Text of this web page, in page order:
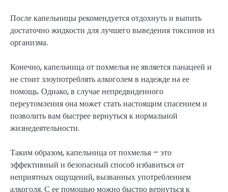
После капельницы рекомендуется отдохнуть и выпить
достаточно жидкости для лучшего выведения токсинов из
организма.
Конечно, капельница от похмелья не является панацеей и
не стоит злоупотреблять алкоголем в надежде на ее
помощь. Однако, в случае непредвиденного
переутомления она может стать настоящим спасением и
позволить вам быстрее вернуться к нормальной
жизнедеятельности.
Таким образом, капельница от похмелья – это
эффективный и безопасный способ избавиться от
неприятных ощущений, вызванных употреблением
алкоголя. С ее помощью можно быстро вернуться к